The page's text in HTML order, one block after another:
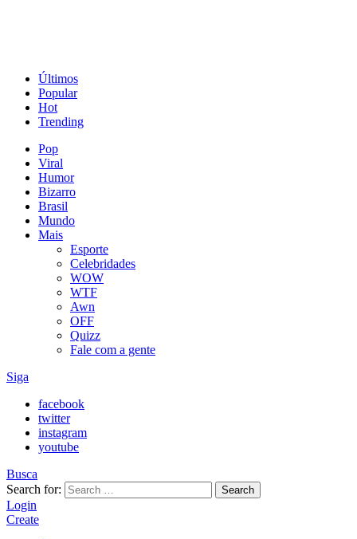
Últimos
Popular
Hot
Trending
Pop
Viral
Humor
Bizarro
Brasil
Mundo
Mais
Esporte
Celebridades
WOW
WTF
Awn
OFF
Quizz
Fale com a gente
Siga
facebook
twitter
instagram
youtube
Busca
Search for:
Search
Login
Create